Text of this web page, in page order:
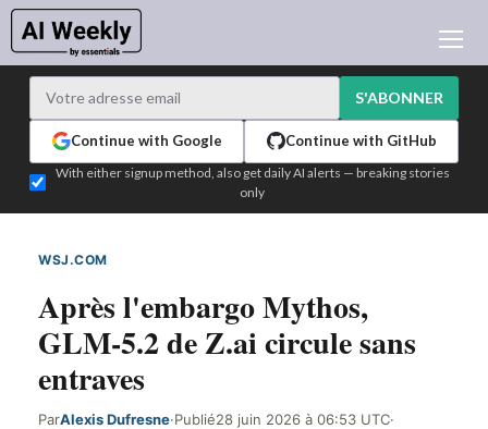
APPRENDRE L'IA
L'ACTU IA DU JOUR
TEST EDITION BUILDER
CONNEXION
S'ABONNER
Continue with Google Continue with GitHub
With either signup method, also get daily AI alerts — breaking stories
only
WSJ.COM
Après l'embargo Mythos,
GLM-5.2 de Z.ai circule sans
entraves
ParAlexis Dufresne·Publié28 juin 2026 à 06:53 UTC·